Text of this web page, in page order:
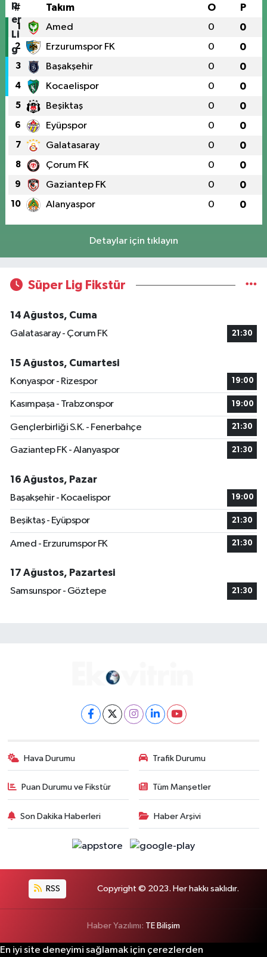
# Takım O P
1 Amed 0 0
2 Erzurumspor FK 0 0
3 Başakşehir 0 0
4 Kocaelispor 0 0
5 Beşiktaş 0 0
6 Eyüpspor 0 0
7 Galatasaray 0 0
8 Çorum FK 0 0
9 Gaziantep FK 0 0
10 Alanyaspor 0 0
Detaylar için tıklayın
Süper Lig Fikstür
14 Ağustos, Cuma
Galatasaray - Çorum FK
21:30
15 Ağustos, Cumartesi
Konyaspor - Rizespor
19:00
Kasımpaşa - Trabzonspor 19:00
Gençlerbirliği S.K. - Fenerbahçe 21:30
Gaziantep FK - Alanyaspor 21:30
16 Ağustos, Pazar
Başakşehir - Kocaelispor
19:00
Beşiktaş - Eyüpspor 21:30
Amed - Erzurumspor FK 21:30
17 Ağustos, Pazartesi
Samsunspor - Göztepe
21:30
Hava Durumu Trafik Durumu
Puan Durumu ve Fikstür Tüm Manşetler
Son Dakika Haberleri Haber Arşivi
RSS Copyright © 2023. Her hakkı saklıdır.
Haber Yazılımı: TE Bilişim
En iyi site deneyimi sağlamak için çerezlerden